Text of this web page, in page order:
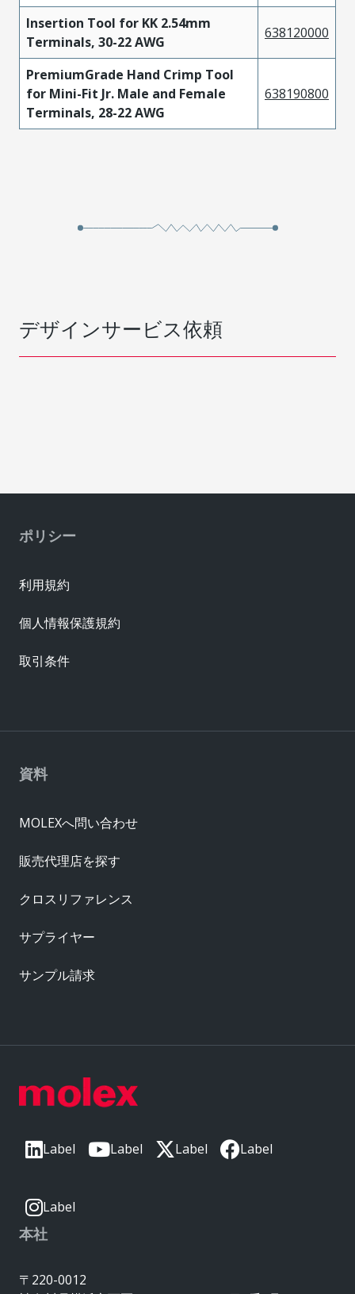
Insertion Tool for KK 2.54mm
Terminals, 30-22 AWG
638120000
PremiumGrade Hand Crimp Tool
for Mini-Fit Jr. Male and Female
Terminals, 28-22 AWG
638190800
デザインサービス依頼
Label Label Label Label
Label
本社
〒220-0012
資料
MOLEXへ問い合わせ
販売代理店を探す
クロスリファレンス
サプライヤー
サンプル請求
ポリシー
利用規約
個人情報保護規約
取引条件